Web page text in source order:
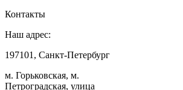
Контакты
Наш адрес:
197101, Санкт-Петербург
м. Горьковская, м.
Петроградская, улица